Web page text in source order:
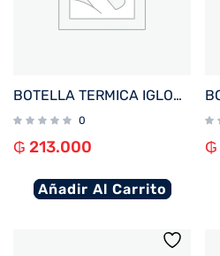
BOTELLA TERMICA IGLOO 1.6L AZUL C/MANIJA 31485
0
₲ 213.000
Añadir Al Carrito
₲